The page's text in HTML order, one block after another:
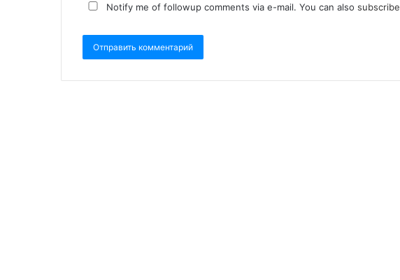
Notify me of followup comments via e-mail. You can also subscribe